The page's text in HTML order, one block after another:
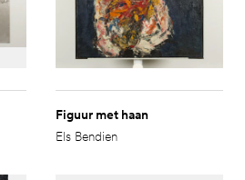
Figuur met haan
Els Bendien